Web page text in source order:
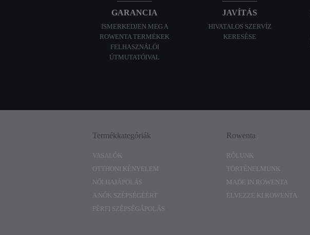
GARANCIA
ISMERKEDJEN MEG A
ROWENTA TERMÉKEK
FELHASZNÁLÓI
ÚTMUTATÓIVAL
JAVÍTÁS
HIVATALOS SZERVÍZ
KERESÉSE
Termékkategóriák
VASALÓK
OTTHONI KÉNYELEM
NŐI HAJÁPOLÁS
A NŐK SZÉPSÉGÉÉRT
FÉRFI SZÉPSÉGÁPOLÁS
Rowenta
RÓLUNK
TÖRTÉNELMÜNK
MADE IN ROWENTA
ÉLVEZZE KI ROWENTA